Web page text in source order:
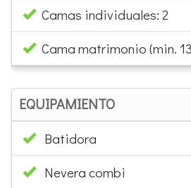
Camas individuales: 2
Cama matrimonio (min.
EQUIPAMIENTO
Batidora
Nevera combi